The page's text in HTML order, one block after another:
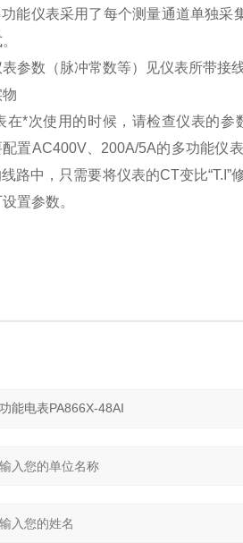
能仪表采用了每个测量通道单独采
参数（脉冲常数等）见仪表所带接线
在*次使用的时候，请检查仪表的参
置AC400V、200A/5A的多功能仪
路中，只需要将仪表的CT变比
置参数。